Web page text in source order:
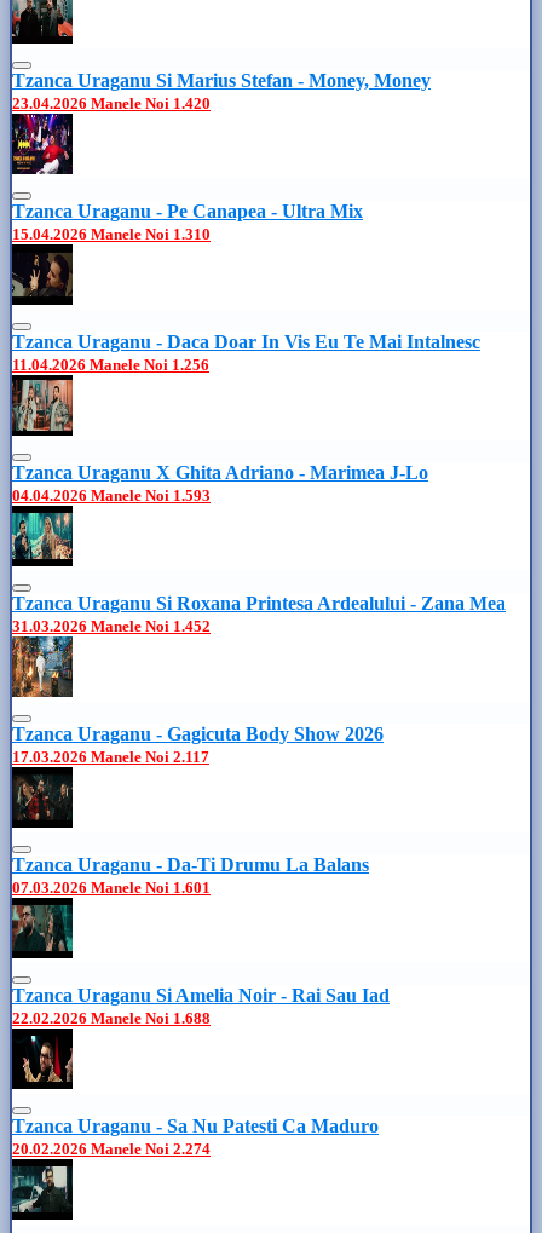
Tzanca Uraganu Si Marius Stefan - Money, Money
23.04.2026 Manele Noi 1.420
Tzanca Uraganu - Pe Canapea - Ultra Mix
15.04.2026 Manele Noi 1.310
Tzanca Uraganu - Daca Doar In Vis Eu Te Mai Intalnesc
11.04.2026 Manele Noi 1.256
Tzanca Uraganu X Ghita Adriano - Marimea J-Lo
04.04.2026 Manele Noi 1.593
Tzanca Uraganu Si Roxana Printesa Ardealului - Zana Mea
31.03.2026 Manele Noi 1.452
Tzanca Uraganu - Gagicuta Body Show 2026
17.03.2026 Manele Noi 2.117
Tzanca Uraganu - Da-Ti Drumu La Balans
07.03.2026 Manele Noi 1.601
Tzanca Uraganu Si Amelia Noir - Rai Sau Iad
22.02.2026 Manele Noi 1.688
Tzanca Uraganu - Sa Nu Patesti Ca Maduro
20.02.2026 Manele Noi 2.274